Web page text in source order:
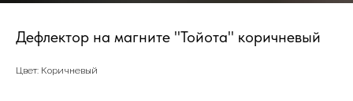
Дефлектор на магните "Тойота" коричневый
Цвет: Коричневый